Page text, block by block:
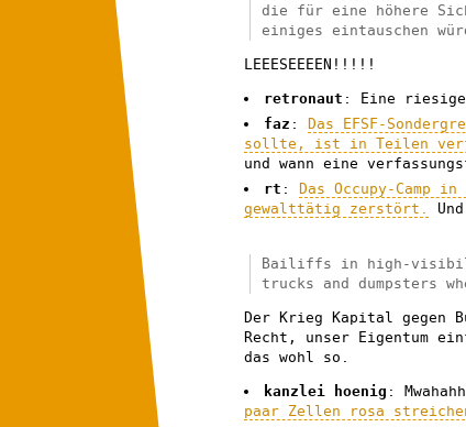
die für eine höhere
einiges eintauschen
LEEESEEEEN!!!!!
retronaut : Eine riesige
faz :
Das EFSF-
sollte, ist in Teilen
und wann eine
rt : Das Occupy-Camp
gewalttätig zerstört.
Bailiffs in high-
trucks and dumpsters
Der Krieg Kapital gegen
Recht, unser Eigentum
das wohl so.
kanzlei hoenig :
paar Zellen rosa